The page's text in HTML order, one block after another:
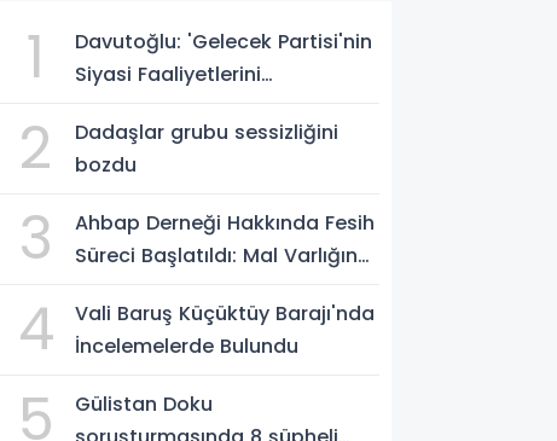
1
Davutoğlu: 'Gelecek Partisi'nin
Siyasi Faaliyetlerini
2
Dadaşlar grubu sessizliğini
bozdu
3
Ahbap Derneği Hakkında Fesih
Süreci Başlatıldı: Mal Varlığına
4
Vali Baruş Küçüktüy Barajı'nda
İncelemelerde Bulundu
5
Gülistan Doku